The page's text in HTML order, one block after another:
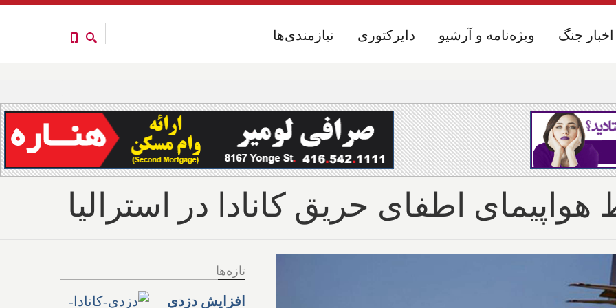
نیازمندی‌ها دایرکتوری ویژه‌نامه و آرشیو اخبار جنگ نیازمندی‌ها دایرکتوری ویژه‌نامه و آرشیو اخبار جنگ
اطفای حریق کانادا در استرالیا
تازه‌ها
افزایش دزدی